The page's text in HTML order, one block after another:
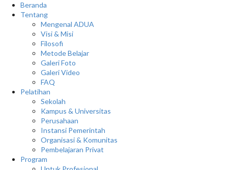
Beranda
Tentang
Mengenal ADUA
Visi & Misi
Filosofi
Metode Belajar
Galeri Foto
Galeri Video
FAQ
Pelatihan
Sekolah
Kampus & Universitas
Perusahaan
Instansi Pemerintah
Organisasi & Komunitas
Pembelajaran Privat
Program